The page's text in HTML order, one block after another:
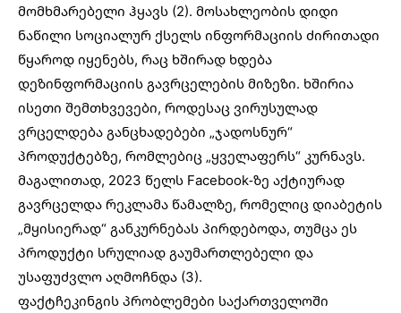
მომხმარებელი ჰყავს (2). მოსახლეობის დიდი
ნაწილი სოციალურ ქსელს ინფორმაციის ძირითადი
წყაროდ იყენებს, რაც ხშირად ხდება
დეზინფორმაციის გავრცელების მიზეზი. ხშირია
ისეთი შემთხვევები, როდესაც ვირუსულად
ვრცელდება განცხადებები „ჯადოსნურ“
პროდუქტებზე, რომლებიც „ყველაფერს“ კურნავს.
მაგალითად, 2023 წელს Facebook-ზე აქტიურად
გავრცელდა რეკლამა წამალზე, რომელიც დიაბეტის
„მყისიერად“ განკურნებას პირდებოდა, თუმცა ეს
პროდუქტი სრულიად გაუმართლებელი და
უსაფუძვლო აღმოჩნდა (3).
ფაქტჩეკინგის პრობლემები საქართველოში